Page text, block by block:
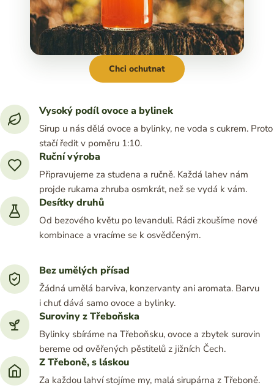
Vysoký podíl ovoce a bylinek
Sirup u nás dělá ovoce a bylinky, ne voda s cukrem. Proto
stačí ředit v poměru 1:10.
Ruční výroba
Připravujeme za studena a ručně. Každá lahev nám
projde rukama zhruba osmkrát, než se vydá k vám.
Desítky druhů
Od bezového květu po levanduli. Rádi zkoušíme nové
kombinace a vracíme se k osvědčeným.
Chci ochutnat
Bez umělých přísad
Žádná umělá barviva, konzervanty ani aromata. Barvu
i chuť dává samo ovoce a bylinky.
Suroviny z Třeboňska
Bylinky sbíráme na Třeboňsku, ovoce a zbytek surovin
bereme od ověřených pěstitelů z jižních Čech.
Z Třeboně, s láskou
Za každou lahví stojíme my, malá sirupárna z Třeboně.